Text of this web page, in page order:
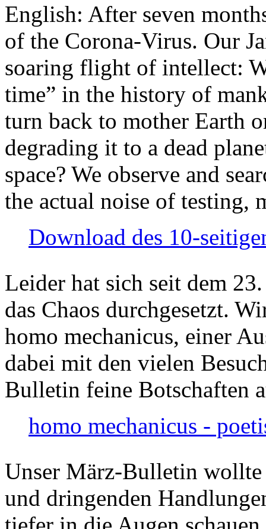
English: After seven
of the Corona-Virus. Our
soaring flight of intellect:
time” in the history of
turn back to mother Earth
degrading it to a dead
space? We observe and
the actual noise of testing,
Download des 10-
Leider hat sich seit dem
das Chaos durchgesetzt.
homo mechanicus, einer
dabei mit den vielen
Bulletin feine Botschaften
homo mechanicus -
Unser März-Bulletin
und dringenden